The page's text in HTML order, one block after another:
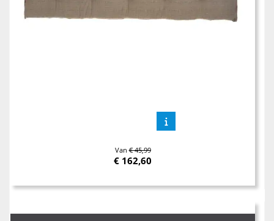
Van€ 45,99
€ 162,60